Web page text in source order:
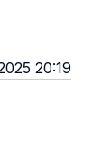
20:19